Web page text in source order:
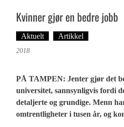
Kvinner gjør en bedre jobb
Aktuelt Artikkel
2018
PÅ TAMPEN: Jenter gjør det
universitet, sannsynligvis fordi
detaljerte og grundige. Menn
omtrentligheter i tusen år, og